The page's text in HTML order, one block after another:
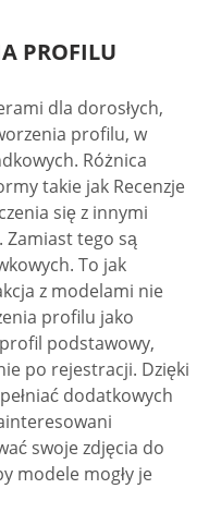
PROFILU
dla dorosłych,
profilu, w
Różnica
takie jak Recenzje
się z innymi
Zamiast tego są
To jak
z modelami nie
profilu jako
podstawowy,
po rejestracji. Dzięki
dodatkowych
swoje zdjęcia do
modele mogły je